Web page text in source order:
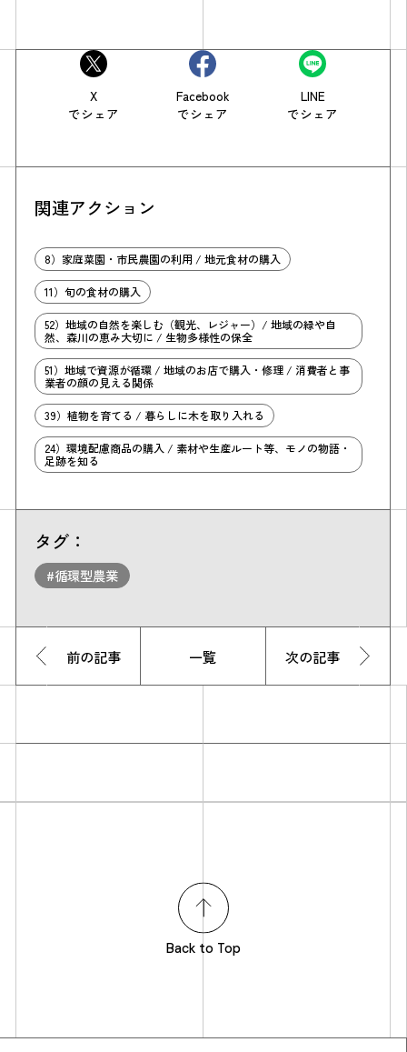
X
でシェア
Facebook
でシェア
LINE
でシェア
関連アクション
8）家庭菜園・市民農園の利用 / 地元食材の購入
11）旬の食材の購入
52）地域の自然を楽しむ（観光、レジャー）/ 地域の緑や自
然、森川の恵み大切に / 生物多様性の保全
51）地域で資源が循環 / 地域のお店で購入・修理 / 消費者と事
業者の顔の見える関係
39）植物を育てる / 暮らしに木を取り入れる
24）環境配慮商品の購入 / 素材や生産ルート等、モノの物語・
足跡を知る
タグ：
#循環型農業
前の記事 一覧 次の記事
Back to Top